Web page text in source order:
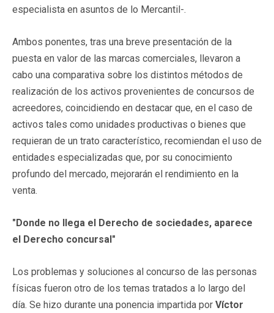
especialista en asuntos de lo Mercantil-.
Ambos ponentes, tras una breve presentación de la
puesta en valor de las marcas comerciales, llevaron a
cabo una comparativa sobre los distintos métodos de
realización de los activos provenientes de concursos de
acreedores, coincidiendo en destacar que, en el caso de
activos tales como unidades productivas o bienes que
requieran de un trato característico, recomiendan el uso de
entidades especializadas que, por su conocimiento
profundo del mercado, mejorarán el rendimiento en la
venta.
"Donde no llega el Derecho de sociedades, aparece
el Derecho concursal"
Los problemas y soluciones al concurso de las personas
físicas fueron otro de los temas tratados a lo largo del
día. Se hizo durante una ponencia impartida por Víctor